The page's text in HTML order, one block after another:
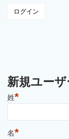
新規ユー
姓*
名*